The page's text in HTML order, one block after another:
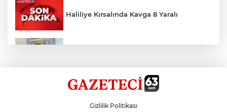
Haliliye Kırsalında Kavga 8 Yaralı
Hikmet Başak’tan Ulaşım Çalışması
Gizlilik Politikası